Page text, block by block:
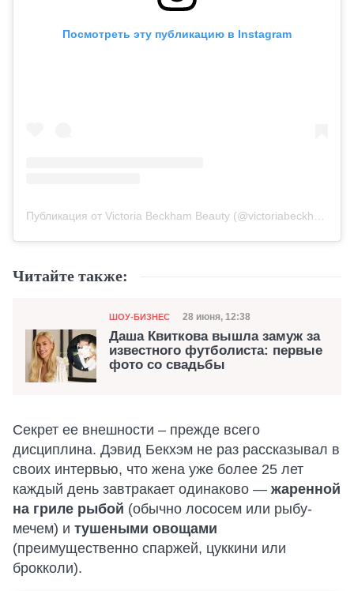
Посмотреть эту публикацию в Instagram
Публикация от Victoria Beckham Beauty (@victoriabeckhambeauty)
Читайте также:
Категория
ШОУ-БИЗНЕС Дата публикации
28 июня, 12:38
Даша Квиткова вышла замуж за
известного футболиста: первые
фото со свадьбы
Секрет ее внешности – прежде всего
дисциплина. Дэвид Бекхэм не раз рассказывал в
своих интервью, что жена уже более 25 лет
каждый день завтракает одинаково — жаренной
на гриле рыбой (обычно лососем или рыбу-
мечем) и тушеными овощами
(преимущественно спаржей, цуккини или
брокколи).